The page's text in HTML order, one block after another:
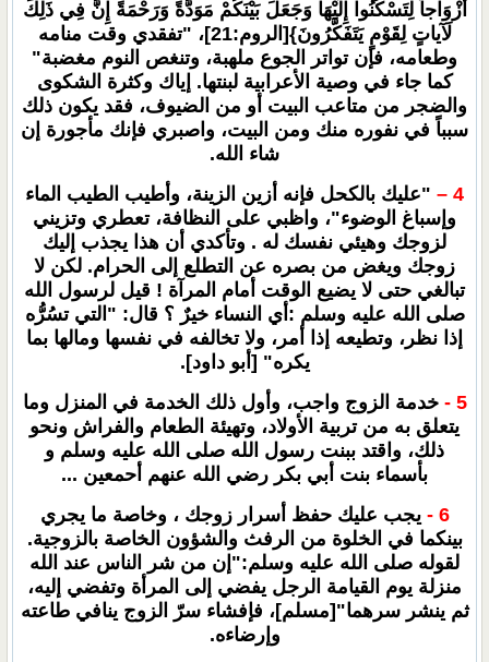
أَزْوَاجاً لِتَسْكُنُوا إِلَيْهَا وَجَعَلَ بَيْنَكُمْ مَوَدَّةً وَرَحْمَةً إِنَّ فِي ذَلِكَ
لَآياتٍ لِقَوْمٍ يَتَفَكَّرُونَ}[الروم:21]، "تفقدي وقت منامه
وطعامه، فإن تواتر الجوع ملهبة، وتنغص النوم مغضبة"
كما جاء في وصية الأعرابية لبنتها. إياك وكثرة الشكوى
والضجر من متاعب البيت أو من الضيوف، فقد يكون ذلك
سبباً في نفوره منك ومن البيت، واصبري فإنك مأجورة إن
شاء الله.
4 –
"عليك بالكحل فإنه أزين الزينة، وأطيب الطيب الماء
وإسباغ الوضوء"، واظبي على النظافة، تعطري وتزيني
لزوجك وهيئي نفسك له . وتأكدي أن هذا يجذب إليك
زوجك ويغض من بصره عن التطلع إلى الحرام. لكن لا
تبالغي حتى لا يضيع الوقت أمام المرآة ! قيل لرسول الله
صلى الله عليه وسلم :أي النساء خيرٌ ؟ قال: "التي تسُرُّه
إذا نظر، وتطيعه إذا أمر، ولا تخالفه في نفسها ومالها بما
يكره" [أبو داود].
5 -
خدمة الزوج واجب، وأول ذلك الخدمة في المنزل وما
يتعلق به من تربية الأولاد، وتهيئة الطعام والفراش ونحو
ذلك، واقتد ببنت رسول الله صلى الله عليه وسلم و
بأسماء بنت أبي بكر رضي الله عنهم أحمعين ...
6 -
يجب عليك حفظ أسرار زوجك ، وخاصة ما يجري
بينكما في الخلوة من الرفث والشؤون الخاصة بالزوجية.
لقوله صلى الله عليه وسلم:"إن من شر الناس عند الله
منزلة يوم القيامة الرجل يفضي إلى المرأة وتفضي إليه،
ثم ينشر سرهما"[مسلم]، فإفشاء سرّ الزوج ينافي طاعته
وإرضاءه.